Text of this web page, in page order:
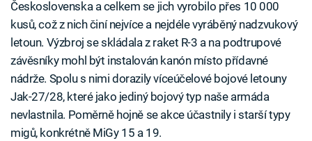
Československa a celkem se jich vyrobilo přes 10 000
kusů, což z nich činí nejvíce a nejdéle vyráběný nadzvukový
letoun. Výzbroj se skládala z raket R-3 a na podtrupové
závěsníky mohl být instalován kanón místo přídavné
nádrže. Spolu s nimi dorazily víceúčelové bojové letouny
Jak-27/28, které jako jediný bojový typ naše armáda
nevlastnila. Poměrně hojně se akce účastnily i starší typy
migů, konkrétně MiGy 15 a 19.